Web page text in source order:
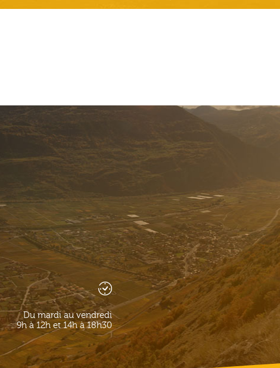
Du mardi au vendredi
9h à 12h et 14h à 18h30